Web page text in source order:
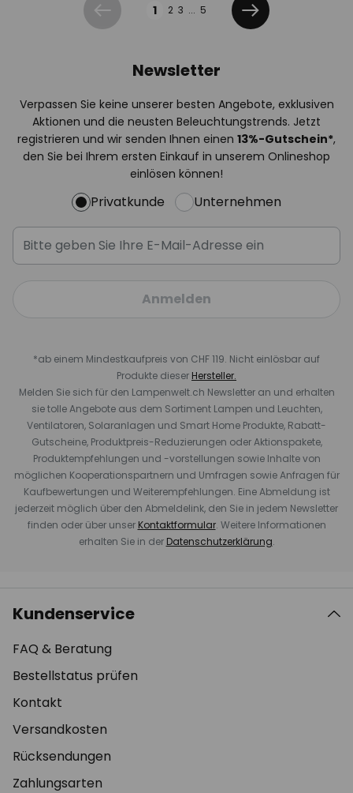
Zurück 1 2 3 ... 5
Weiter
Newsletter
Verpassen Sie keine unserer besten Angebote, exklusiven
Aktionen und die neusten Beleuchtungstrends. Jetzt
registrieren und wir senden Ihnen einen 13%-Gutschein*,
den Sie bei Ihrem ersten Einkauf in unserem Onlineshop
einlösen können!
Privatkunde Unternehmen
Anmelden
*ab einem Mindestkaufpreis von CHF 119. Nicht einlösbar auf
Produkte dieser Hersteller.
Melden Sie sich für den Lampenwelt.ch Newsletter an und erhalten
sie tolle Angebote aus dem Sortiment Lampen und Leuchten,
Ventilatoren, Solaranlagen und Smart Home Produkte, Rabatt-
Gutscheine, Produktpreis-Reduzierungen oder Aktionspakete,
Produktempfehlungen und -vorstellungen sowie Inhalte von
möglichen Kooperationspartnern und Umfragen sowie Anfragen für
Kaufbewertungen und Weiterempfehlungen. Eine Abmeldung ist
jederzeit möglich über den Abmeldelink, den Sie in jedem Newsletter
finden oder über unser Kontaktformular. Weitere Informationen
erhalten Sie in der Datenschutzerklärung.
Kundenservice
FAQ & Beratung
Bestellstatus prüfen
Kontakt
Versandkosten
Rücksendungen
Zahlungsarten